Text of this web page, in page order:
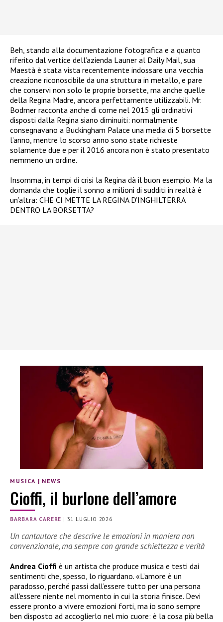
Beh, stando alla documentazione fotografica e a quanto
riferito dal vertice dell’azienda Launer al Daily Mail, sua
Maestà è stata vista recentemente indossare una vecchia
creazione riconoscibile da una struttura in metallo, e pare
che conservi non solo le proprie borsette, ma anche quelle
della Regina Madre, ancora perfettamente utilizzabili. Mr.
Bodmer racconta anche di come nel 2015 gli ordinativi
disposti dalla Regina siano diminuiti: normalmente
consegnavano a Buckingham Palace una media di 5 borsette
l’anno, mentre lo scorso anno sono state richieste
solamente due e per il 2016 ancora non è stato presentato
nemmeno un ordine.
Insomma, in tempi di crisi la Regina dà il buon esempio. Ma la
domanda che toglie il sonno a milioni di sudditi in realtà è
un’altra: CHE CI METTE LA REGINA D’INGHILTERRA
DENTRO LA BORSETTA?
MUSICA | NEWS
Cioffi, il burlone dell’amore
BARBARA CARERE | 31 LUGLIO 2026
Un cantautore che descrive le emozioni in maniera non
convenzionale, ma sempre con grande schiettezza e verità
Andrea Cioffi è un artista che produce musica e testi dai
sentimenti che, spesso, lo riguardano. «L’amore è un
paradosso, perché passi dall’essere tutto per una persona
all’essere niente nel momento in cui la storia finisce. Devi
essere pronto a vivere emozioni forti, ma io sono sempre
ben disposto ad accoglierlo nel mio cuore: è la cosa più bella